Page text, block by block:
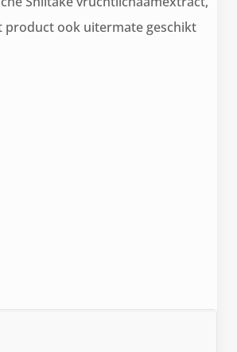
product ook uitermate geschikt